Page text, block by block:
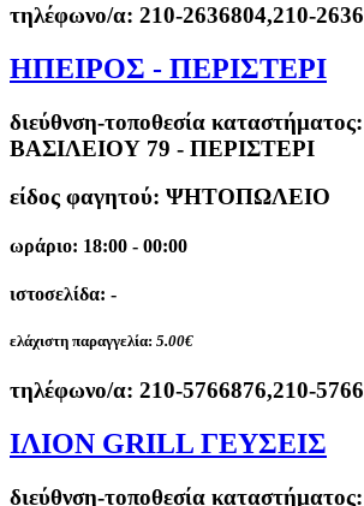
τηλέφωνο/α: 210-2636804,210-
ΗΠΕΙΡΟΣ - ΠΕΡΙΣΤΕΡΙ
διεύθνση-τοποθεσία καταστήματος:
ΒΑΣΙΛΕΙΟΥ 79 - ΠΕΡΙΣΤΕΡΙ
είδος φαγητού: ΨΗΤΟΠΩΛΕΙΟ
ωράριο: 18:00 - 00:00
ιστοσελίδα: -
ελάχιστη παραγγελία: 5.00€
τηλέφωνο/α: 210-5766876,210-
ΙΛΙΟΝ GRILL ΓΕΥΣΕΙΣ
διεύθνση-τοποθεσία καταστήματος: